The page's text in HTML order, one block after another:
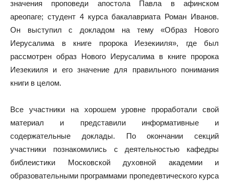
значения проповеди апостола Павла в афинском
ареопаге; студент 4 курса бакалавриата Роман Иванов.
Он выступил с докладом на тему «Образ Нового
Иерусалима в книге пророка Иезекииля», где был
рассмотрен образ Нового Иерусалима в книге пророка
Иезекииля и его значение для правильного понимания
книги в целом.
Все участники на хорошем уровне проработали свой
материал и представили информативные и
содержательные доклады. По окончании секций
участники познакомились с деятельностью кафедры
библеистики Московской духовной академии и
образовательными программами пропедевтического курса